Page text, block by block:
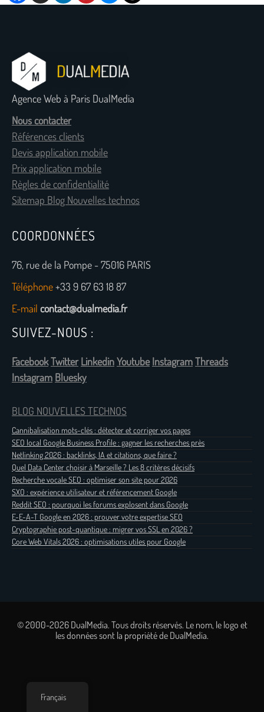
Agence Web à Paris DualMedia
Nous contacter
Références clients
Devis application mobile
Prix application mobile
Règles de confidentialité
Sitemap Blog Nouvelles technos
COORDONNÉES
76, rue de la Pompe - 75016 PARIS
Téléphone+33 9 67 63 18 87
E-mail contact@dualmedia.fr
SUIVEZ-NOUS :
FacebookTwitter LinkedinYoutube InstagramThreads
Instagram Bluesky
BLOG NOUVELLES TECHNOS
Cannibalisation mots-clés : détecter et corriger vos pages
SEO local Google Business Profile : gagner les recherches près
Netlinking 2026 : backlinks, IA et citations, que faire ?
Quel Data Center choisir à Marseille ? Les 8 critères décisifs
Recherche vocale SEO : optimiser son site pour 2026
SXO : expérience utilisateur et référencement Google
Reddit SEO : pourquoi les forums explosent dans Google
E-E-A-T Google en 2026 : prouver votre expertise SEO
Cryptographie post-quantique : migrer vos SSL en 2026 ?
Core Web Vitals 2026 : optimisations utiles pour Google
© 2000-2026 DualMedia. Tous droits réservés. Le nom, le logo et
les données sont la propriété de DualMedia.
Français